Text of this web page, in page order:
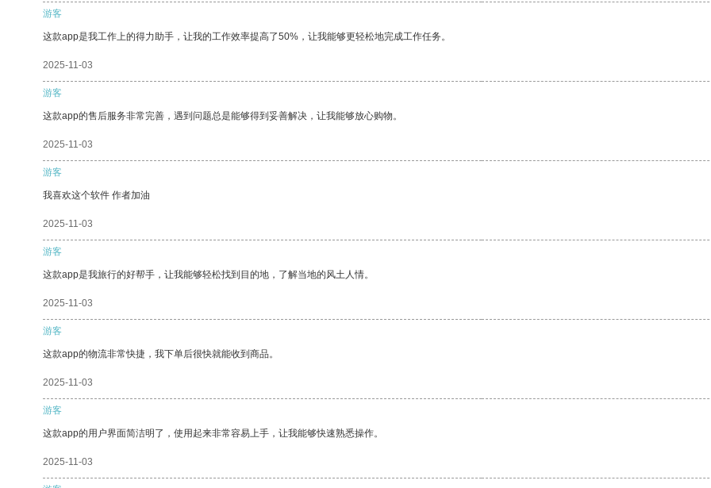
游客
这款app是我工作上的得力助手，让我的工作效率提高了50%，让我能够更轻松地完成工作任务。
2025-11-03
游客
这款app的售后服务非常完善，遇到问题总是能够得到妥善解决，让我能够放心购物。
2025-11-03
游客
我喜欢这个软件 作者加油
2025-11-03
游客
这款app是我旅行的好帮手，让我能够轻松找到目的地，了解当地的风土人情。
2025-11-03
游客
这款app的物流非常快捷，我下单后很快就能收到商品。
2025-11-03
游客
这款app的用户界面简洁明了，使用起来非常容易上手，让我能够快速熟悉操作。
2025-11-03